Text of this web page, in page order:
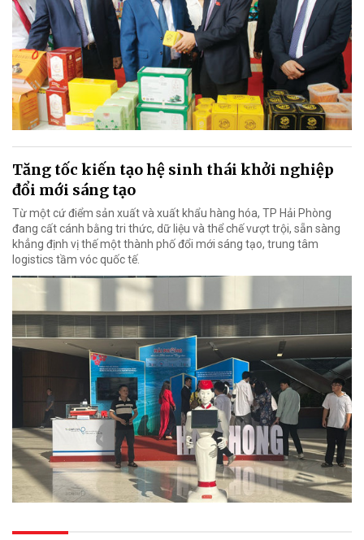
Tăng tốc kiến tạo hệ sinh thái khởi nghiệp
đổi mới sáng tạo
Từ một cứ điểm sản xuất và xuất khẩu hàng hóa, TP Hải Phòng
đang cất cánh bằng tri thức, dữ liệu và thể chế vượt trội, sẵn sàng
khẳng định vị thế một thành phố đổi mới sáng tạo, trung tâm
logistics tầm vóc quốc tế.